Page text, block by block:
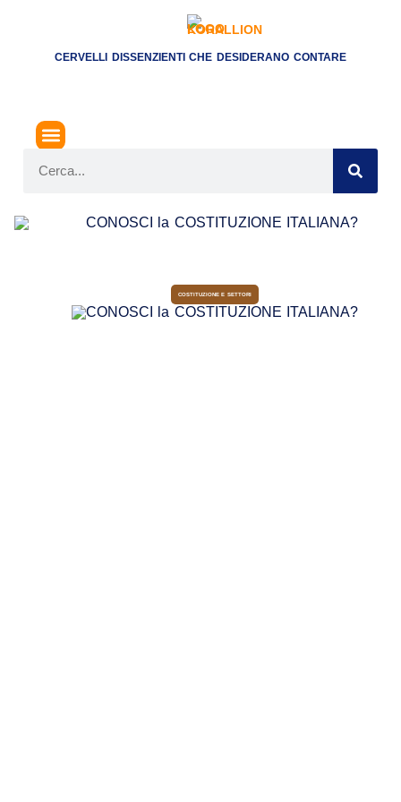
CERVELLI DISSENZIENTI CHE DESIDERANO CONTARE
COSTITUZIONE E SETTORI